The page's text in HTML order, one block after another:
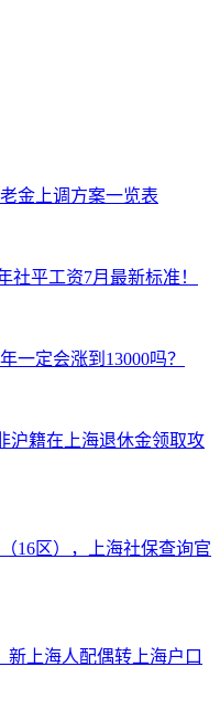
金上调方案一览表
社平工资7月最新标准！
一定会涨到13000吗？
沪籍在上海退休金领取攻
16区），上海社保查询官
新上海人配偶转上海户口